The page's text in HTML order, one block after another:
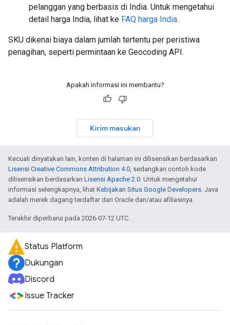
pelanggan yang berbasis di India. Untuk mengetahui
detail harga India, lihat ke FAQ harga India.
SKU dikenai biaya dalam jumlah tertentu per peristiwa
penagihan, seperti permintaan ke Geocoding API.
Apakah informasi ini membantu?
Kirim masukan
Kecuali dinyatakan lain, konten di halaman ini dilisensikan berdasarkan
Lisensi Creative Commons Attribution 4.0, sedangkan contoh kode
dilisensikan berdasarkan Lisensi Apache 2.0. Untuk mengetahui
informasi selengkapnya, lihat Kebijakan Situs Google Developers. Java
adalah merek dagang terdaftar dari Oracle dan/atau afiliasinya.
Terakhir diperbarui pada 2026-07-12 UTC.
Status Platform
Dukungan
Discord
Issue Tracker